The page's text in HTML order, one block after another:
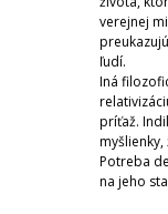
verejnej
ľudí.
Iná
príťaž.
Potreba
na jeho